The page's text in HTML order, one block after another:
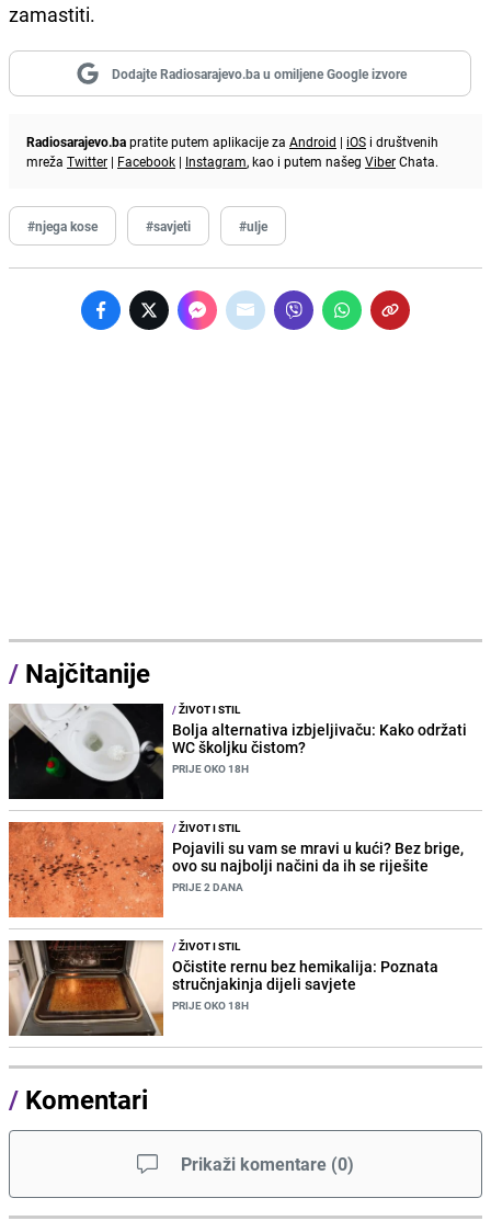
zamastiti.
Dodajte Radiosarajevo.ba u omiljene Google izvore
Radiosarajevo.bapratite putem aplikacije za Android | iOS i društvenih
mreža Twitter | Facebook | Instagram, kao i putem našeg ViberChata.
#njega kose #savjeti #ulje
/ Najčitanije
/ŽIVOT I STIL
Bolja alternativa izbjeljivaču: Kako održati
WC školjku čistom?
PRIJE OKO 18H
/ŽIVOT I STIL
Pojavili su vam se mravi u kući? Bez brige,
ovo su najbolji načini da ih se riješite
PRIJE 2 DANA
/ŽIVOT I STIL
Očistite rernu bez hemikalija: Poznata
stručnjakinja dijeli savjete
PRIJE OKO 18H
/ Komentari
Prikaži komentare (0)